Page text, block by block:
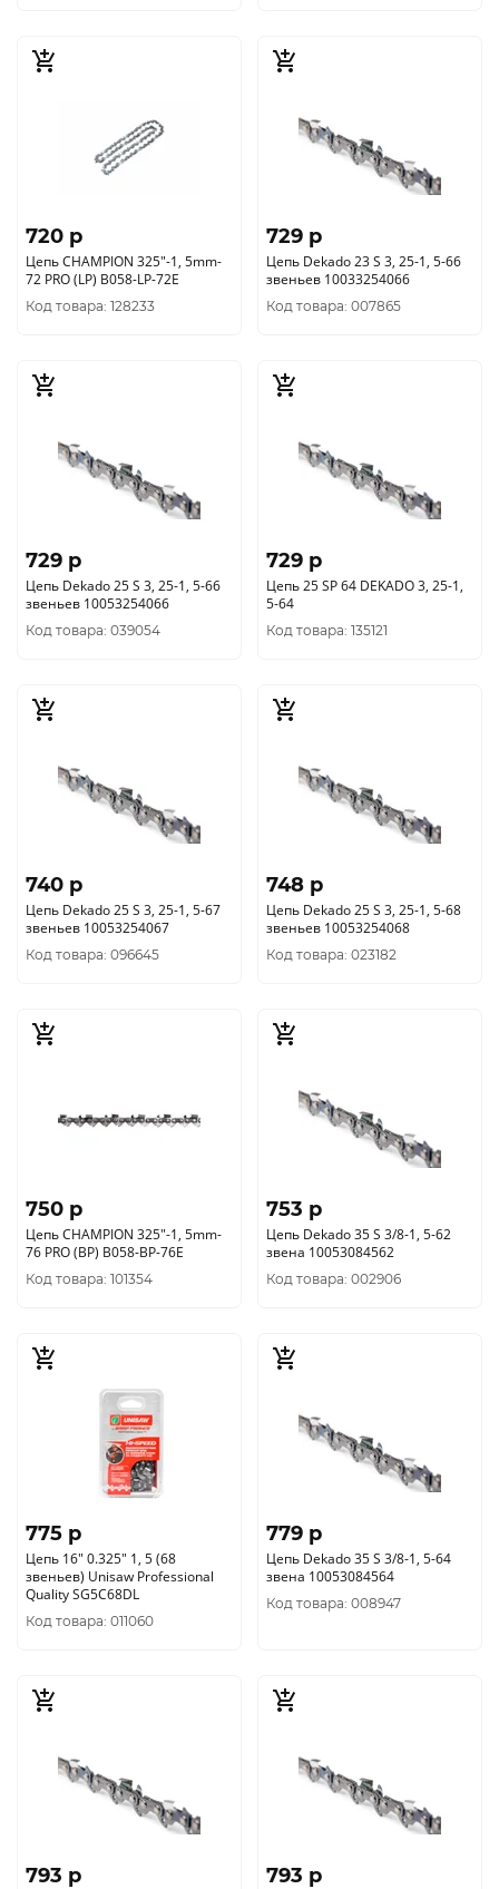
720 p
Цепь CHAMPION 325"-1, 5mm-
72 PRO (LP) B058-LP-72E
Код товара: 128233
729 p
Цепь Dekado 23 S 3, 25-1, 5-66
звеньев 10033254066
Код товара: 007865
729 p
Цепь Dekado 25 S 3, 25-1, 5-66
звеньев 10053254066
Код товара: 039054
729 p
Цепь 25 SP 64 DEKADO 3, 25-1,
5-64
Код товара: 135121
740 p
Цепь Dekado 25 S 3, 25-1, 5-67
звеньев 10053254067
Код товара: 096645
748 p
Цепь Dekado 25 S 3, 25-1, 5-68
звеньев 10053254068
Код товара: 023182
750 p
Цепь CHAMPION 325"-1, 5mm-
76 PRO (BP) B058-BP-76E
Код товара: 101354
753 p
Цепь Dekado 35 S 3/8-1, 5-62
звена 10053084562
Код товара: 002906
775 p
Цепь 16" 0.325" 1, 5 (68
звеньев) Unisaw Professional
Quality SG5C68DL
Код товара: 011060
779 p
Цепь Dekado 35 S 3/8-1, 5-64
звена 10053084564
Код товара: 008947
793 p 793 p